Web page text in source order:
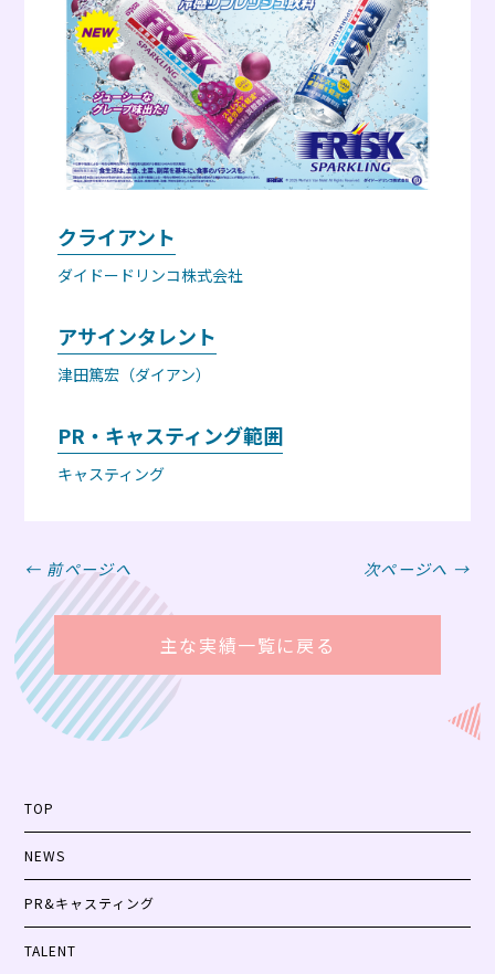
クライアント
ダイドードリンコ株式会社
アサインタレント
津田篤宏（ダイアン）
PR・キャスティング範囲
キャスティング
← 前ページへ 次ページへ →
主な実績一覧に戻る
TOP
NEWS
PR&キャスティング
TALENT